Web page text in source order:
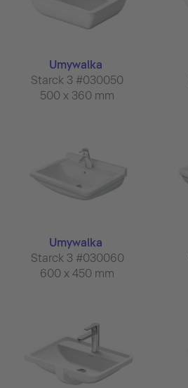
Umywalka
Starck 3 #030050
500 x 360 mm
Umywalka
Starck 3 #030060
600 x 450 mm